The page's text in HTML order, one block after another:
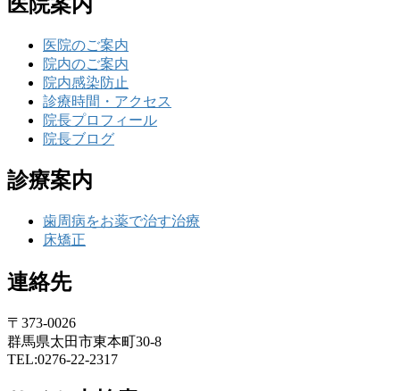
医院のご案内
院内のご案内
院内感染防止
診療時間・アクセス
院長プロフィール
院長ブログ
診療案内
歯周病をお薬で治す治療
床矯正
連絡先
〒373-0026
群馬県太田市東本町30-8
TEL:0276-22-2317